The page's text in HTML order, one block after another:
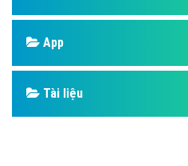
App
Tài liệu